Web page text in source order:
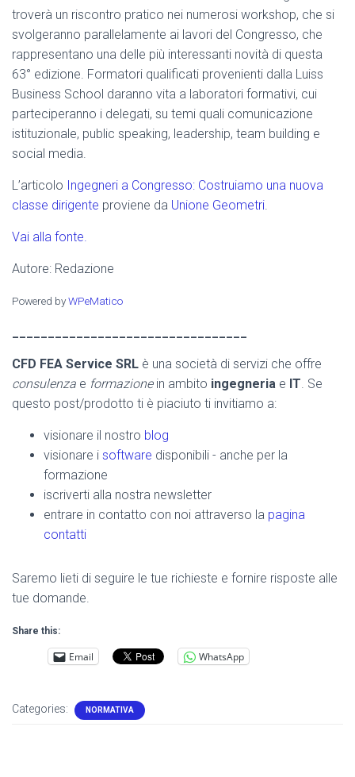
troverà un riscontro pratico nei numerosi workshop, che si
svolgeranno parallelamente ai lavori del Congresso, che
rappresentano una delle più interessanti novità di questa
63° edizione. Formatori qualificati provenienti dalla Luiss
Business School daranno vita a laboratori formativi, cui
parteciperanno i delegati, su temi quali comunicazione
istituzionale, public speaking, leadership, team building e
social media.
L’articolo Ingegneri a Congresso: Costruiamo una nuova
classe dirigente proviene da Unione Geometri.
Vai alla fonte.
Autore: Redazione
Powered byWPeMatico
CFD FEA Service SRL è una società di servizi che offre
consulenza e formazionein ambito ingegneria e IT. Se
questo post/prodotto ti è piaciuto ti invitiamo a:
visionare il nostro blog
visionare i software disponibili - anche per la
formazione
iscriverti alla nostra newsletter
entrare in contatto con noi attraverso la pagina
contatti
Saremo lieti di seguire le tue richieste e fornire risposte alle
tue domande.
Share this:
Email WhatsApp
Categories: NORMATIVA